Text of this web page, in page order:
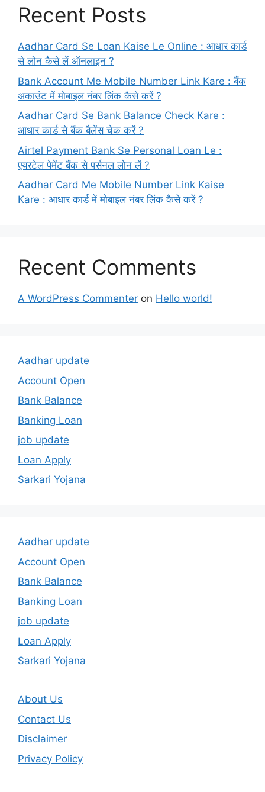
Recent Posts
Aadhar Card Se Loan Kaise Le Online : आधार कार्ड
से लोन कैसे लें ऑनलाइन ?
Bank Account Me Mobile Number Link Kare : बैंक
अकाउंट में मोबाइल नंबर लिंक कैसे करें ?
Aadhar Card Se Bank Balance Check Kare :
आधार कार्ड से बैंक बैलेंस चेक करें ?
Airtel Payment Bank Se Personal Loan Le :
एयरटेल पेमेंट बैंक से पर्सनल लोन लें ?
Aadhar Card Me Mobile Number Link Kaise
Kare : आधार कार्ड में मोबाइल नंबर लिंक कैसे करें ?
Recent Comments
A WordPress Commenter on Hello world!
Aadhar update
Account Open
Bank Balance
Banking Loan
job update
Loan Apply
Sarkari Yojana
Aadhar update
Account Open
Bank Balance
Banking Loan
job update
Loan Apply
Sarkari Yojana
About Us
Contact Us
Disclaimer
Privacy Policy